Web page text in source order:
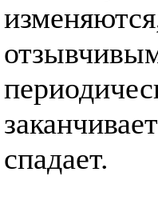
спадает.